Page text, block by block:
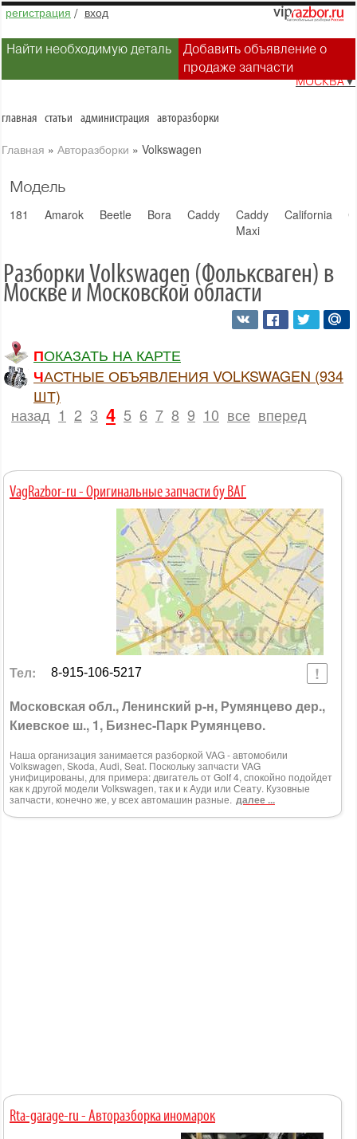
регистрация / вход
Найти необходимую деталь
Добавить объявление о
продаже запчасти
МОСКВА▼
главная статьи администрация авторазборки
Главная » Авторазборки » Volkswagen
Модель
181 Amarok Beetle Bora Caddy
Caddy
Maxi
California
Разборки Volkswagen (Фольксваген) в
Москве и Московской области
ПОКАЗАТЬ НА КАРТЕ
ЧАСТНЫЕ ОБЪЯВЛЕНИЯ VOLKSWAGEN (934
ШТ)
назад 1 2 3 4 5 6 7 8 9 10 все вперед
VagRazbor-ru - Оригинальные запчасти бу ВАГ
Тел: 8-915-106-5217
Московская обл., Ленинский р-н, Румянцево дер.,
Киевское ш., 1, Бизнес-Парк Румянцево.
Наша организация занимается разборкой VAG - автомобили
Volkswagen, Skoda, Audi, Seat. Поскольку запчасти VAG
унифицированы, для примера: двигатель от Golf 4, спокойно подойдет
как к другой модели Volkswagen, так и к Ауди или Сеату. Кузовные
запчасти, конечно же, у всех автомашин разные. далее ...
Rta-garage-ru - Авторазборка иномарок